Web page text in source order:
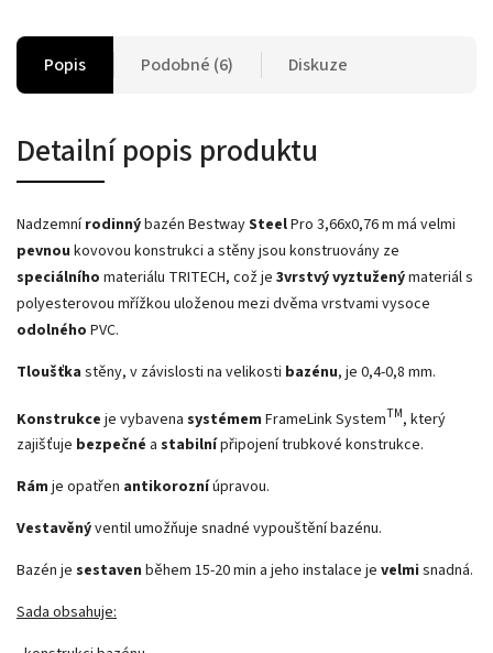
Popis Podobné (6) Diskuze
Detailní popis produktu
Nadzemnírodinnýbazén BestwaySteelPro 3,66x0,76 m má velmi
pevnou kovovou konstrukci a stěny jsou konstruovány ze
speciálního materiálu TRITECH, což je 3vrstvý vyztuženýmateriál s
polyesterovou mřížkou uloženou mezi dvěma vrstvami vysoce
odolného PVC.
Tloušťka stěny, v závislosti na velikosti bazénu, je 0,4-0,8 mm.
Konstrukce je vybavena systémem FrameLink SystemTM, který
zajišťuje bezpečné a stabilnípřipojení trubkové konstrukce.
Rám je opatřen antikorozníúpravou.
Vestavěnýventil umožňuje snadné vypouštění bazénu.
Bazén je sestaven během 15-20 min a jeho instalace je velmi snadná.
Sada obsahuje: